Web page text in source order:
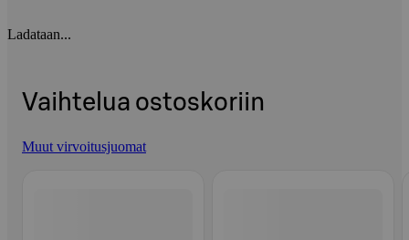
Ladataan...
Vaihtelua ostoskoriin
Muut virvoitusjuomat